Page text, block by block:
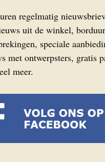
regelmatig
uit de winkel,
speciale
met ontwerpsters, gratis
meer.